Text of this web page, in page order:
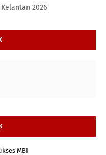
2026
MBI